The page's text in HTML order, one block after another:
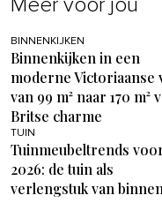
Meer voor jou
BINNENKIJKEN
Binnenkijken in een
moderne Victoriaanse
van 99 m² naar 170 m²
Britse charme
TUIN
Tuinmeubeltrends
2026: de tuin als
verlengstuk van binnen